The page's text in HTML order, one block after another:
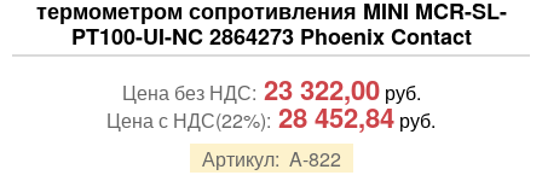
термометром сопротивления MINI MCR-SL-
PT100-UI-NC 2864273 Phoenix Contact
Артикул: A-822
Цена без НДС: 23 322,00руб.
Цена с НДС(22%): 28 452,84 руб.